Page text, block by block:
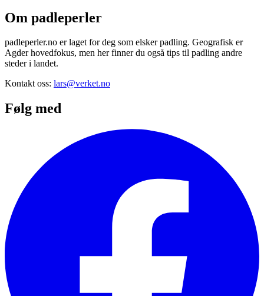
Om padleperler
padleperler.no er laget for deg som elsker padling. Geografisk er
Agder hovedfokus, men her finner du også tips til padling andre
steder i landet.
Kontakt oss: lars@verket.no
Følg med